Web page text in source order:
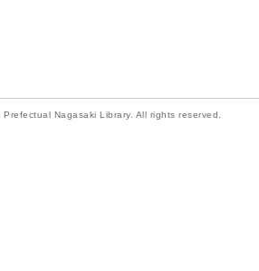
Nagasaki Library. All rights reserved.